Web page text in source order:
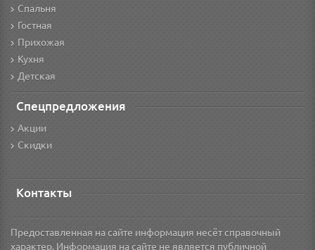
Спальня
Гостная
Прихожая
Кухня
Детская
Спецпредложения
Акции
Скидки
Контакты
Предоставленная на сайте информация несёт справочный
характер. Информация на сайте не является публичной